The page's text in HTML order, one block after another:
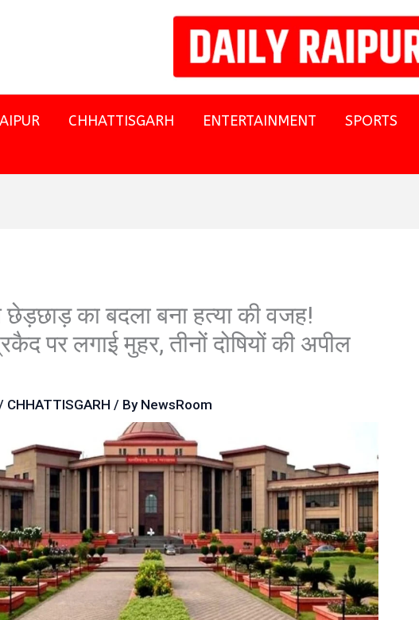
CHHATTISGARH ENTERTAINMENT SPORTS
का बदला बना हत्या की वजह!
पर लगाई मुहर, तीनों दोषियों की अपील
/ CHHATTISGARH / By NewsRoom